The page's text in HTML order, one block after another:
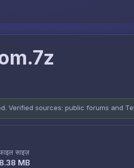
Verified sources: public forums and
साइज़
8.38 MB